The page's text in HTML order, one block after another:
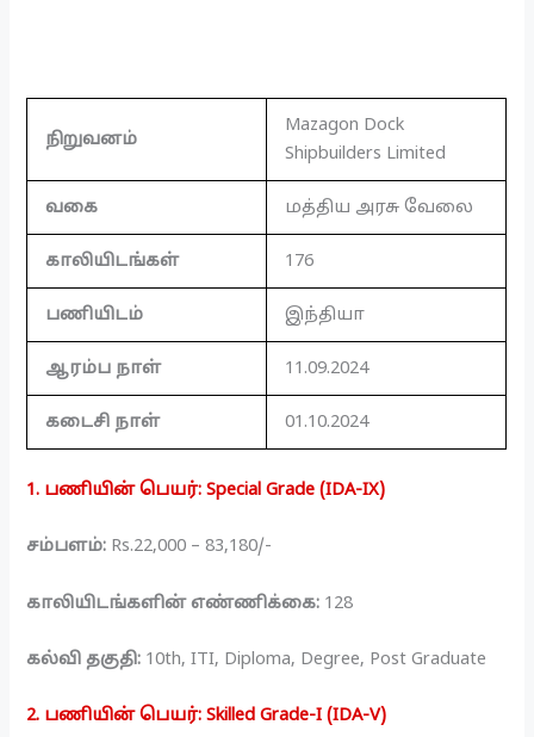
நிறுவனம்
Mazagon Dock
Shipbuilders Limited
வகை மத்திய அரசு வேலை
காலியிடங்கள் 176
பணியிடம் இந்தியா
ஆரம்ப நாள் 11.09.2024
கடைசி நாள் 01.10.2024
1. பணியின் பெயர்: Special Grade (IDA-IX)
சம்பளம்: Rs.22,000 – 83,180/-
காலியிடங்களின் எண்ணிக்கை: 128
கல்வி தகுதி: 10th, ITI, Diploma, Degree, Post Graduate
2. பணியின் பெயர்: Skilled Grade-I (IDA-V)